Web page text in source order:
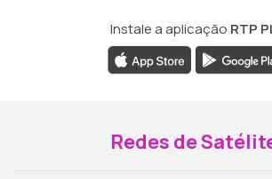
Instale a aplicação RTP
Redes de